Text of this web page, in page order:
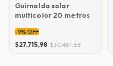
Guirnalda solar
multicolor 20 metros
-9% OFF
$27.715,98 $30.487,58